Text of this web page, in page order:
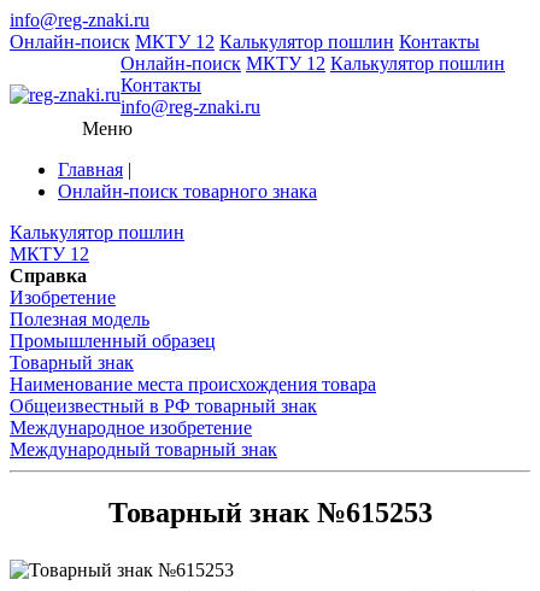
info@reg-znaki.ru
Онлайн-поиск МКТУ 12 Калькулятор пошлин Контакты
Онлайн-поиск МКТУ 12 Калькулятор пошлин
Контакты
info@reg-znaki.ru
Меню
Главная |
Онлайн-поиск товарного знака
Калькулятор пошлин
МКТУ 12
Справка
Изобретение
Полезная модель
Промышленный образец
Товарный знак
Наименование места происхождения товара
Общеизвестный в РФ товарный знак
Международное изобретение
Международный товарный знак
Товарный знак №615253